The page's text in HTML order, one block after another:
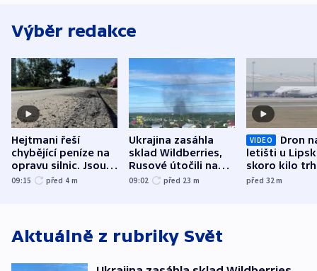
Výběr redakce
Hejtmani řeší
chybějící peníze na
opravu silnic. Jsou
nenárokové, namítá
09:15 před 4 m
Ukrajina zasáhla
sklad Wildberries,
Rusové útočili na
trh, hasiče či
09:02 před 23 m
VIDEO
Dron
letišti u
skoro kilo
indicie
před 32m
Aktuálně z rubriky Svět